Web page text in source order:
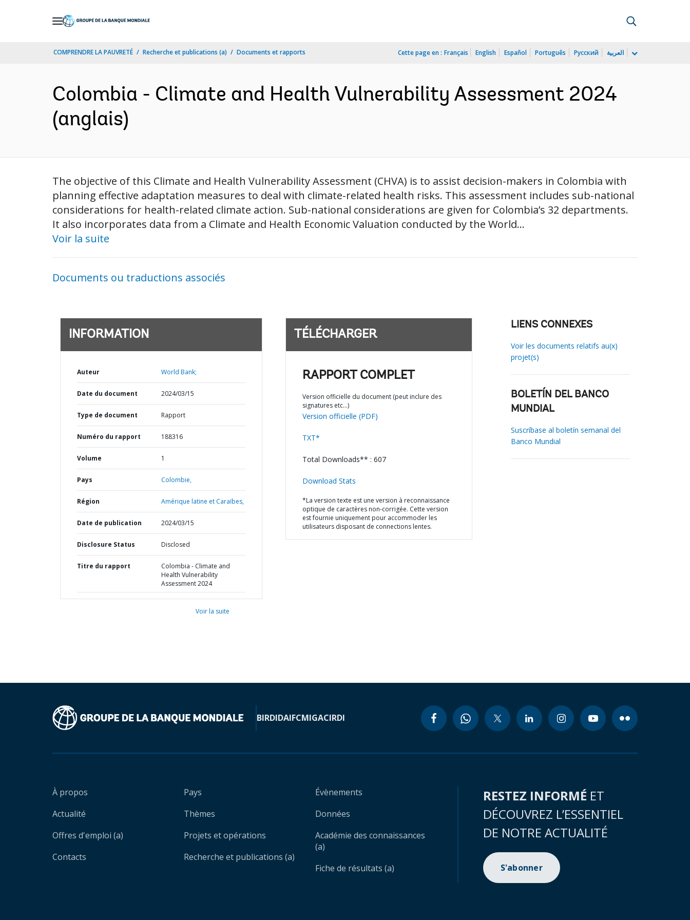
COMPRENDRE LA PAUVRETÉ Recherche et publications (a) Documents et rapports Cette page en : Français English Español Português Русский العربية
Colombia - Climate and Health Vulnerability Assessment 2024
(anglais)
The objective of this Climate and Health Vulnerability Assessment (CHVA) is to assist decision-makers in Colombia with
planning effective adaptation measures to deal with climate-related health risks. This assessment includes sub-national
considerations for health-related climate action. Sub-national considerations are given for Colombia’s 32 departments.
It also incorporates data from a Climate and Health Economic Valuation conducted by the World...
Voir la suite
Documents ou traductions associés
INFORMATION
Auteur World Bank;
Date du document 2024/03/15
Type de document Rapport
Numéro du rapport 188316
Volume 1
Pays Colombie,
Région Amérique latine et Caraïbes,
Date de publication 2024/03/15
Disclosure Status Disclosed
Titre du rapport
Colombia - Climate and
Health Vulnerability
Assessment 2024
Voir la suite
TÉLÉCHARGER
RAPPORT COMPLET
Version officielle du document (peut inclure des
signatures etc…)
Version officielle (PDF)
TXT*
Total Downloads** : 607
Download Stats
*La version texte est une version à reconnaissance
optique de caractères non-corrigée. Cette version
est fournie uniquement pour accommoder les
utilisateurs disposant de connections lentes.
LIENS CONNEXES
Voir les documents relatifs au(x)
projet(s)
BOLETÍN DEL BANCO
MUNDIAL
Suscríbase al boletín semanal del
Banco Mundial
BIRDIDAIFCMIGACIRDI
À propos
Actualité
Offres d'emploi (a)
Contacts
Pays
Thèmes
Projets et opérations
Recherche et publications (a)
Évènements
Données
Académie des connaissances
(a)
Fiche de résultats (a)
RESTEZ INFORMÉ ET
DÉCOUVREZ L’ESSENTIEL
DE NOTRE ACTUALITÉ
S'abonner